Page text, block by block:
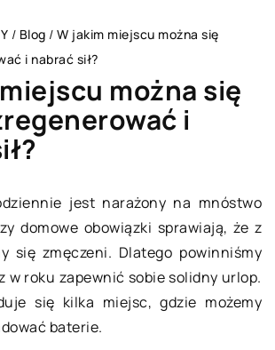
/ Blog / W jakim miejscu można się
i nabrać sił?
można się
i
jest narażony na mnóstwo
domowe obowiązki sprawiają, że z
się zmęczeni. Dlatego powinniśmy
w roku zapewnić sobie solidny urlop.
się kilka miejsc, gdzie możemy
baterie.